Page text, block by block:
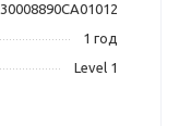
30008890CA01012
1 год
Level 1